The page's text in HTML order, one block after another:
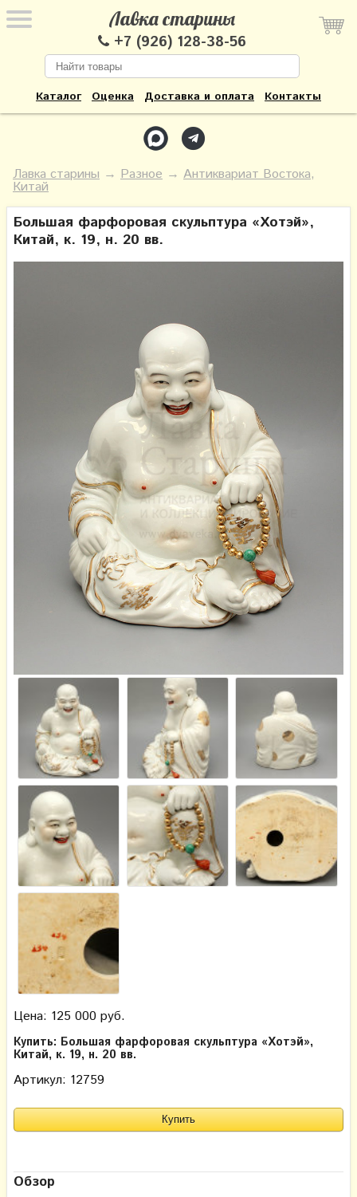
Лавка старины
+7 (926) 128-38-56
Каталог Оценка Доставка и оплата Контакты
Лавка старины → Разное → Антиквариат Востока,
Китай
Большая фарфоровая скульптура «Хотэй»,
Китай, к. 19, н. 20 вв.
Цена: 125 000 руб.
Купить: Большая фарфоровая скульптура «Хотэй»,
Китай, к. 19, н. 20 вв.
Артикул: 12759
Обзор